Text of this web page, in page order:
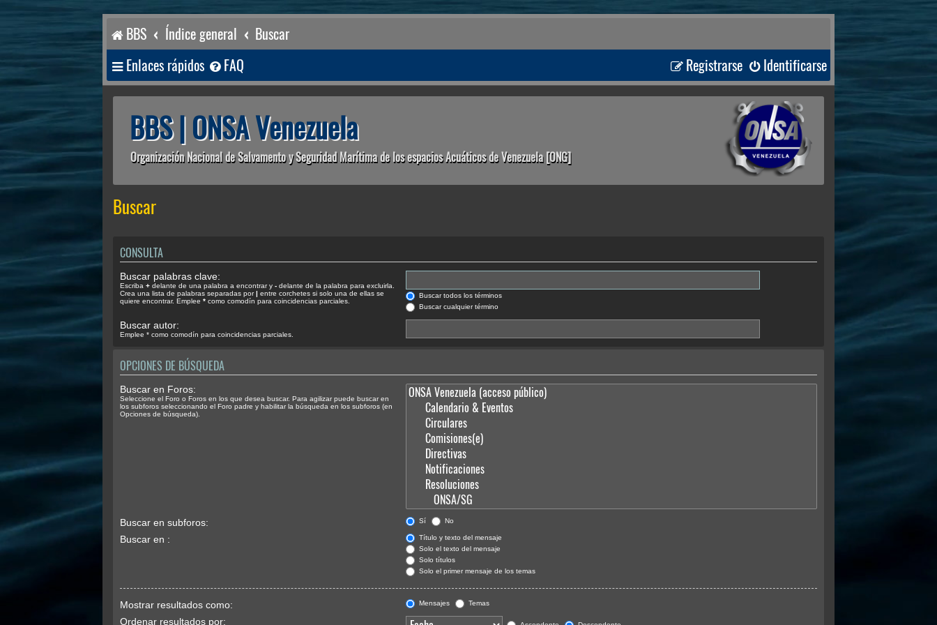
BBS Índice general
Buscar
Enlaces rápidos
FAQ Identificarse
Registrarse
BBS | ONSA Venezuela
Organización Nacional de Salvamento y Seguridad Marítima de los espacios Acuáticos de Venezuela [ONG]
Buscar
CONSULTA
Buscar palabras clave:
Escriba + delante de una palabra a encontrar y - delante de la palabra para excluirla.
Crea una lista de palabras separadas por| entre corchetes si solo una de ellas se
quiere encontrar. Emplee * como comodín para coincidencias parciales.
Buscar todos los términos
Buscar cualquier término
Buscar autor:
Emplee * como comodín para coincidencias parciales.
OPCIONES DE BÚSQUEDA
Buscar en Foros:
Seleccione el Foro o Foros en los que desea buscar. Para agilizar puede buscar en
los subforos seleccionando el Foro padre y habilitar la búsqueda en los subforos (en
Opciones de búsqueda).
Buscar en subforos: Sí No
Buscar en :
Título y texto del mensaje
Solo el texto del mensaje
Solo títulos
Solo el primer mensaje de los temas
Mostrar resultados como: Mensajes Temas
Ordenar resultados por: